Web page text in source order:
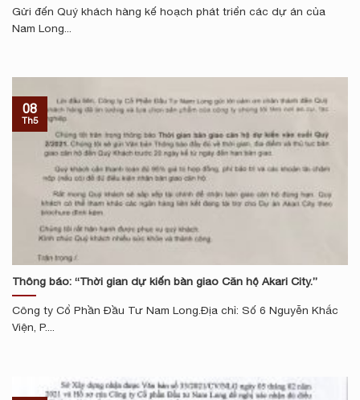
Gửi đến Quý khách hàng kế hoạch phát triển các dự án của
Nam Long...
Thông báo: “Thời gian dự kiến bàn giao Căn hộ Akari City.”
Công ty Cổ Phần Đầu Tư Nam Long.Địa chỉ: Số 6 Nguyễn Khắc
Viện, P....
08
Th5